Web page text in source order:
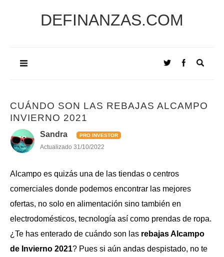
DEFINANZAS.COM
CUÁNDO SON LAS REBAJAS ALCAMPO
INVIERNO 2021
Sandra PRO INVESTOR
Actualizado 31/10/2022
Alcampo es quizás una de las tiendas o centros
comerciales donde podemos encontrar las mejores
ofertas, no solo en alimentación sino también en
electrodomésticos, tecnología así como prendas de ropa.
¿Te has enterado de cuándo son las rebajas Alcampo
de Invierno 2021? Pues si aún andas despistado, no te